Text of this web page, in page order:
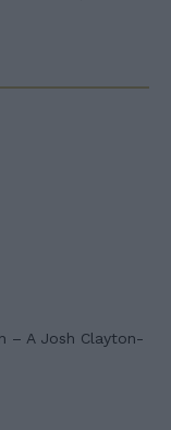
– A Josh Clayton-